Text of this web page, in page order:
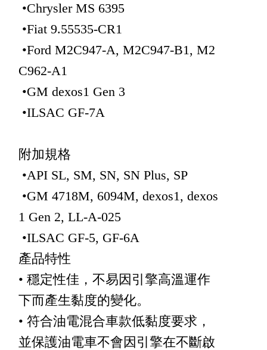
•Chrysler MS 6395
•Fiat 9.55535-CR1
•Ford M2C947-A, M2C947-B1, M2
C962-A1
•GM dexos1 Gen 3
•ILSAC GF-7A
附加規格
•API SL, SM, SN, SN Plus, SP
•GM 4718M, 6094M, dexos1, dexos
1 Gen 2, LL-A-025
•ILSAC GF-5, GF-6A
產品特性
• 穩定性佳，不易因引擎高溫運作
下而產生黏度的變化。
• 符合油電混合車款低黏度要求，
並保護油電車不會因引擎在不斷啟